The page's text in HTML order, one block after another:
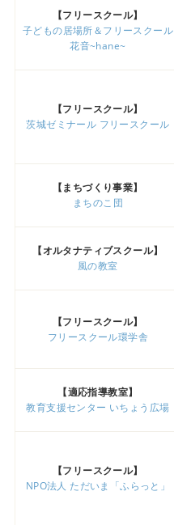
【フリースクール】
子どもの居場所＆フリースクール
花音~hane~
【フリースクール】
茨城ゼミナール フリースクール
【まちづくり事業】
まちのこ団
【オルタナティブスクール】
風の教室
【フリースクール】
フリースクール環学舎
【適応指導教室】
教育支援センター いちょう広場
【フリースクール】
NPO法人 ただいま「ふらっと」